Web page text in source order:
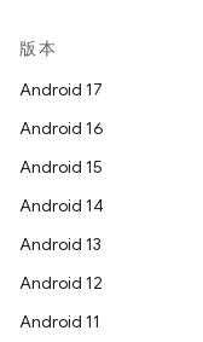
版本
Android 17
Android 16
Android 15
Android 14
Android 13
Android 12
Android 11